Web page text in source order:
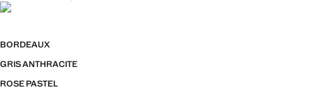
BORDEAUX
GRIS ANTHRACITE
ROSE PASTEL